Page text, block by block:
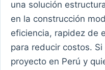
una solución
en la construcción
eficiencia, rapidez de
para reducir costos.
proyecto en Perú y